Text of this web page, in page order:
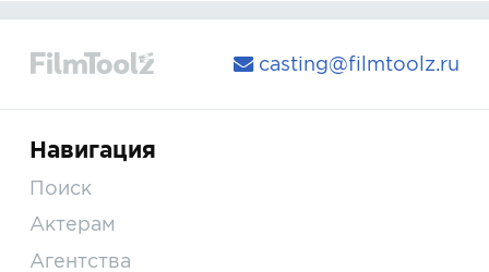
casting@filmtoolz.ru
Навигация
Поиск
Актерам
Агентства